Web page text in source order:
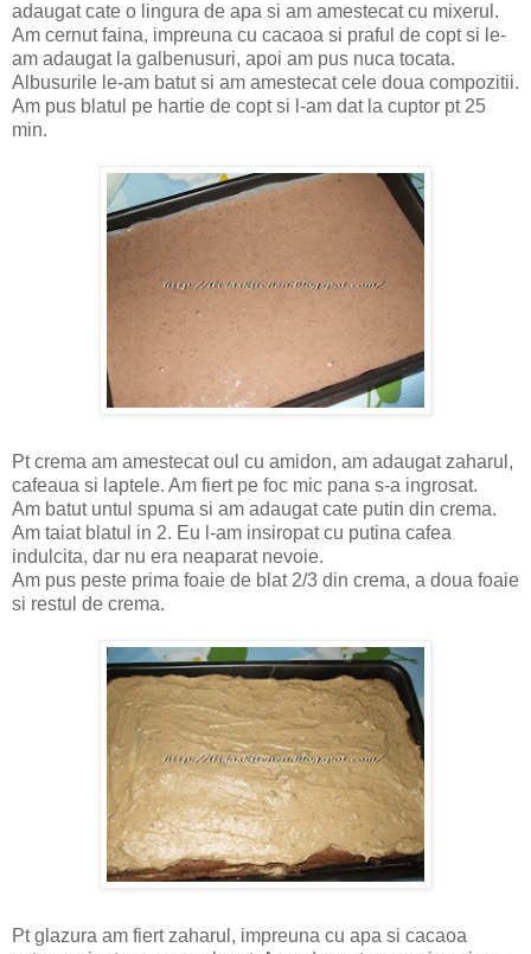
adaugat cate o lingura de apa si am amestecat cu mixerul.
Am cernut faina, impreuna cu cacaoa si praful de copt si le-
am adaugat la galbenusuri, apoi am pus nuca tocata.
Albusurile le-am batut si am amestecat cele doua compozitii.
Am pus blatul pe hartie de copt si l-am dat la cuptor pt 25
min.
Pt crema am amestecat oul cu amidon, am adaugat zaharul,
cafeaua si laptele. Am fiert pe foc mic pana s-a ingrosat.
Am batut untul spuma si am adaugat cate putin din crema.
Am taiat blatul in 2. Eu l-am insiropat cu putina cafea
indulcita, dar nu era neaparat nevoie.
Am pus peste prima foaie de blat 2/3 din crema, a doua foaie
si restul de crema.
Pt glazura am fiert zaharul, impreuna cu apa si cacaoa